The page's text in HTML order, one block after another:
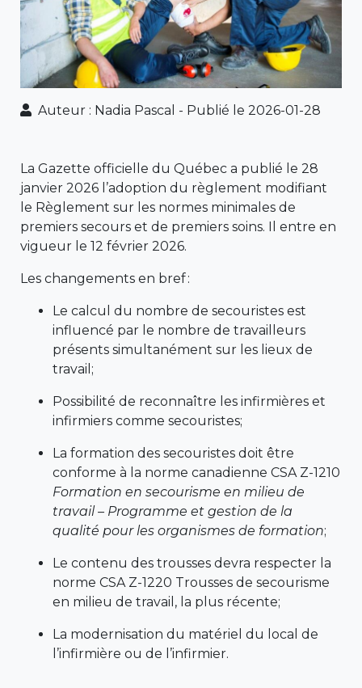
Auteur : Nadia Pascal - Publié le 2026-01-28
La Gazette officielle du Québec a publié le 28
janvier 2026 l’adoption du règlement modifiant
le Règlement sur les normes minimales de
premiers secours et de premiers soins. Il entre en
vigueur le 12 février 2026.
Les changements en bref :
Le calcul du nombre de secouristes est
influencé par le nombre de travailleurs
présents simultanément sur les lieux de
travail;
Possibilité de reconnaître les infirmières et
infirmiers comme secouristes;
La formation des secouristes doit être
conforme à la norme canadienne CSA Z-1210
Formation en secourisme en milieu de
travail – Programme et gestion de la
qualité pour les organismes de formation;
Le contenu des trousses devra respecter la
norme CSA Z-1220 Trousses de secourisme
en milieu de travail, la plus récente;
La modernisation du matériel du local de
l’infirmière ou de l’infirmier.